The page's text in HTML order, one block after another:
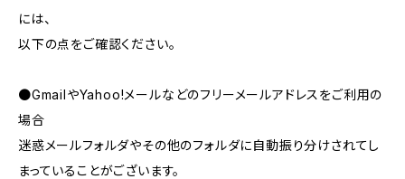
には、
以下の点をご確認ください。
●GmailやYahoo!メールなどのフリーメールアドレスをご利用の
場合
迷惑メールフォルダやその他のフォルダに自動振り分けされてし
まっていることがございます。